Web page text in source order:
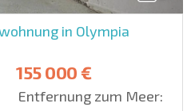
in Olympia
155 000 €
Entfernung zum Meer: